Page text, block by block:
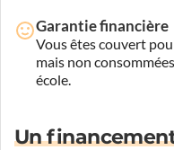
Garantie financière
Vous êtes couvert
mais non
école.
Un